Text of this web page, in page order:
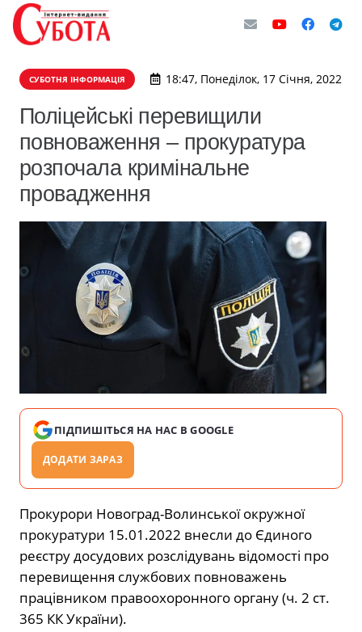
СУБОТНЯ ІНФОРМАЦІЯ 18:47, Понеділок, 17 Січня, 2022
Поліцейські перевищили
повноваження – прокуратура
розпочала кримінальне
провадження
ПІДПИШІТЬСЯ НА НАС В GOOGLE
ДОДАТИ ЗАРАЗ
Прокурори Новоград-Волинської окружної
прокуратури 15.01.2022 внесли до Єдиного
реєстру досудових розслідувань відомості про
перевищення службових повноважень
працівником правоохоронного органу (ч. 2 ст.
365 КК України).